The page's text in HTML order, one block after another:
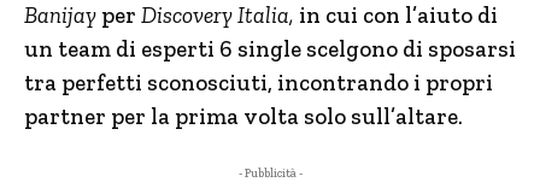
Banijay per Discovery Italia, in cui con l’aiuto di
un team di esperti 6 single scelgono di sposarsi
tra perfetti sconosciuti, incontrando i propri
partner per la prima volta solo sull’altare.
- Pubblicità -